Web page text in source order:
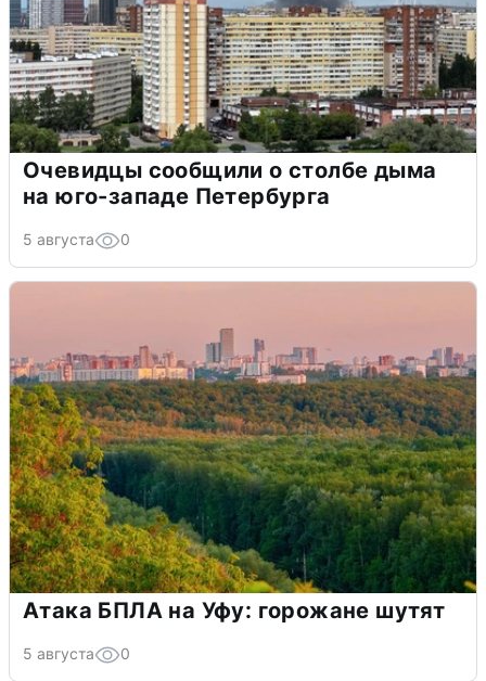
Очевидцы сообщили о столбе дыма
на юго-западе Петербурга
5 августа 0
Атака БПЛА на Уфу: горожане шутят
5 августа 0